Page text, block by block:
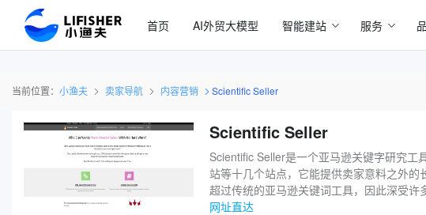
首页 AI外贸大模型 智能建站 服务
当前位置： 小渔夫 卖家导航 内容营销 Scientific Seller
Scientific Seller
Scientific Seller是一个亚马逊关键字研究工
站等十几个站点，它能提供卖家意料之外
超过传统的亚马逊关键词工具，因此深受许
网址直达